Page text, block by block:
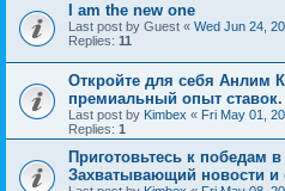
I am the new one
Last post by Guest « Wed Jun 24,
Replies: 11
Откройте для себя Анлим
премиальный опыт ставок.
Last post by Kimbex « Fri May 01,
Replies: 1
Приготовьтесь к победам
Захватывающий новости и